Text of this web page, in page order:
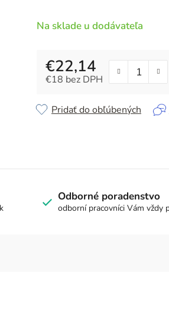
hviezdičiek.
Na sklade u dodávateľa
€22,14
€18 bez DPH
Pridať do obľúbených
Odborné poradenstvo
odborní pracovníci Vám vždy